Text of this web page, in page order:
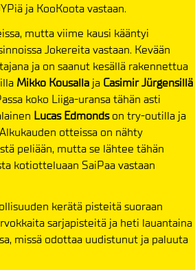
ja KooKoota vastaan.
mutta viime kausi kääntyi
Jokereita vastaan. Kevään
ja on saanut kesällä rakennettua
Mikko Kousalla ja Casimir Jürgensillä
koko Liiga-uransa tähän asti
Lucas Edmondson try-outilla ja
otteissa on nähty
peliään, mutta se lähtee tähän
kotiotteluaan SaiPaa vastaan
kerätä pisteitä suoraan
sarjapisteitä ja heti lauantaina
missä odottaa uudistunut ja paluuta